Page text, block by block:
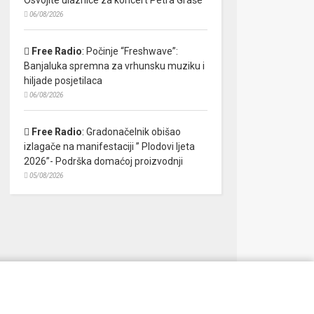
06/08/2026
Free Radio: Počinje “Freshwave”:
Banjaluka spremna za vrhunsku muziku i
hiljade posjetilaca
06/08/2026
Free Radio: Gradonačelnik obišao
izlagače na manifestaciji ” Plodovi ljeta
2026”- Podrška domaćoj proizvodnji
05/08/2026